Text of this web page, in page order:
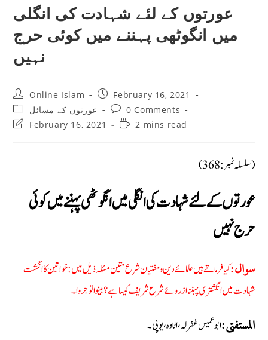
عورتوں کے لئے شہادت کی انگلی
میں انگوٹھی پہننے میں کوئی حرج
نہیں
Post
author:
Online Islam
Post
published:
February 16, 2021
Post
category:
عورتوں کے مسائل
Post
comments:
0 Comments
PostFebruary 16, 2021
Reading2 mins read
(سلسلہ نمبر: 368)
عورتوں کے لئے شہادت کی انگلی میں انگوٹھی پہننے میں کوئی
حرج نہیں
سوال:کیا فرماتے ہیں علمائے دین و مفتیان شرع متین مسئلہ ذیل میں: خواتین کا انگشت
شہادت میں انگشتری پہننا از روئے شرع شریف کیسا ہے؟ بینواتوجروا۔
المستفتی:ابو عمیس غفرلہ، اٹاوہ، یوپی۔